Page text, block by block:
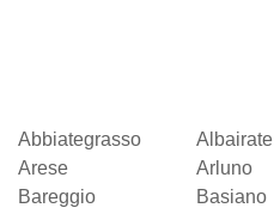
Abbiategrasso Albairate
Arese
Arluno
Bareggio
Basiano